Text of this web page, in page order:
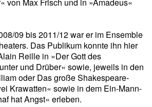
09 bis 2011/12 war er im Ensemble
Das Publikum konnte ihn hier
Reille in »Der Gott des
und Drüber« sowie, jeweils in den
oder Das große Shakespeare-
Krawatten« sowie in dem Ein-Mann-
hat Angst« erleben.